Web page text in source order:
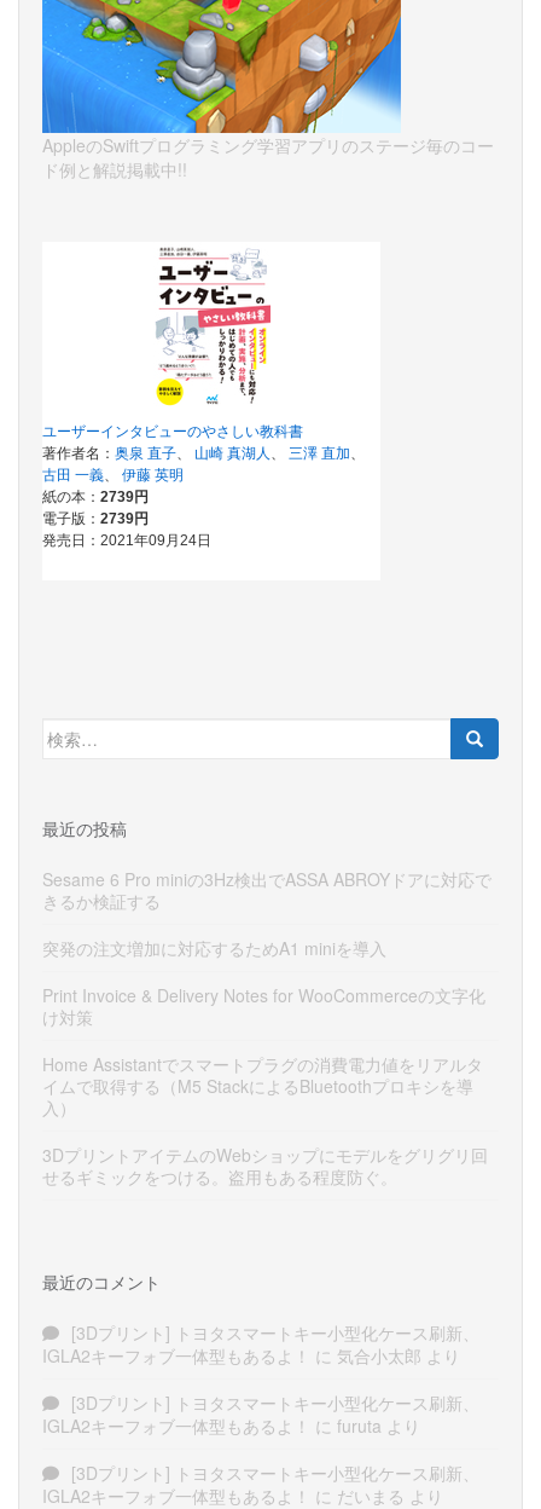
AppleのSwiftプログラミング学習アプリのステージ毎のコー
ド例と解説掲載中!!
検
索:
最近の投稿
Sesame 6 Pro miniの3Hz検出でASSA ABROYドアに対応で
きるか検証する
突発の注文増加に対応するためA1 miniを導入
Print Invoice & Delivery Notes for WooCommerceの文字化
け対策
Home Assistantでスマートプラグの消費電力値をリアルタ
イムで取得する（M5 StackによるBluetoothプロキシを導
入）
3DプリントアイテムのWebショップにモデルをグリグリ回
せるギミックをつける。盗用もある程度防ぐ。
最近のコメント
[3Dプリント] トヨタスマートキー小型化ケース刷新、
IGLA2キーフォブ一体型もあるよ！ に 気合小太郎 より
[3Dプリント] トヨタスマートキー小型化ケース刷新、
IGLA2キーフォブ一体型もあるよ！ に furuta より
[3Dプリント] トヨタスマートキー小型化ケース刷新、
IGLA2キーフォブ一体型もあるよ！ に だいまる より